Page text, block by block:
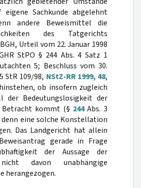
Sachkunde abgelehnt
andere Beweismittel die
des Tatgerichts
Urteil vom 22. Januar 1998
StPO § 244 Abs. 4 Satz 1
5; Beschluss vom 30.
StR 109/98, NStZ-RR 1999, 48,
ob insofern zugleich
der Bedeutungslosigkeit der
Betracht kommt (§ 244Abs. 3
denn eine solche Konstellation
Das Landgericht hat allein
gerade in Frage
der Aussage der
davon unabhängige
herangezogen.